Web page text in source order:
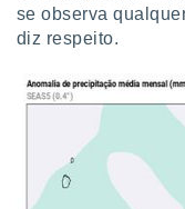
se observa
diz respeito.